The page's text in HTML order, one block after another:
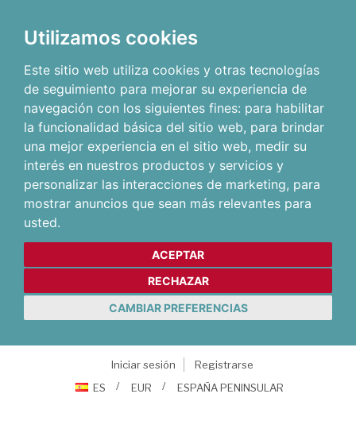
Utilizamos cookies
Este sitio web utiliza cookies y otras tecnologías
de seguimiento para mejorar su experiencia de
navegación con los siguientes fines: para habilitar
la funcionalidad básica del sitio web, para brindar
una mejor experiencia en el sitio web, medir su
interés en nuestros productos y servicios y
personalizar las interacciones de marketing, para
mostrar anuncios que sean más relevantes para
usted.
ACEPTAR
RECHAZAR
CAMBIAR PREFERENCIAS
Iniciar sesión
Registrarse
ES
EUR ESPAÑA PENINSULAR